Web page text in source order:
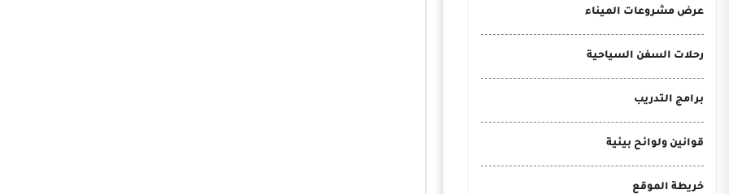
عرض مشروعات الميناء
رحلات السفن السياحية
برامج التدريب
قوانين ولوائح بيئية
خريطة الموقع